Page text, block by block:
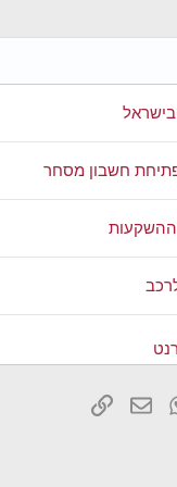
בישראל
חשבון מסחר
ההשקעות
מיזוג מרכזי בדירה
WhatsAppדואר אלקטרוני